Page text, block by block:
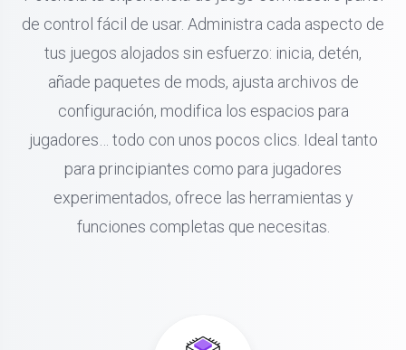
de control fácil de usar. Administra cada aspecto de
tus juegos alojados sin esfuerzo: inicia, detén,
añade paquetes de mods, ajusta archivos de
configuración, modifica los espacios para
jugadores… todo con unos pocos clics. Ideal tanto
para principiantes como para jugadores
experimentados, ofrece las herramientas y
funciones completas que necesitas.